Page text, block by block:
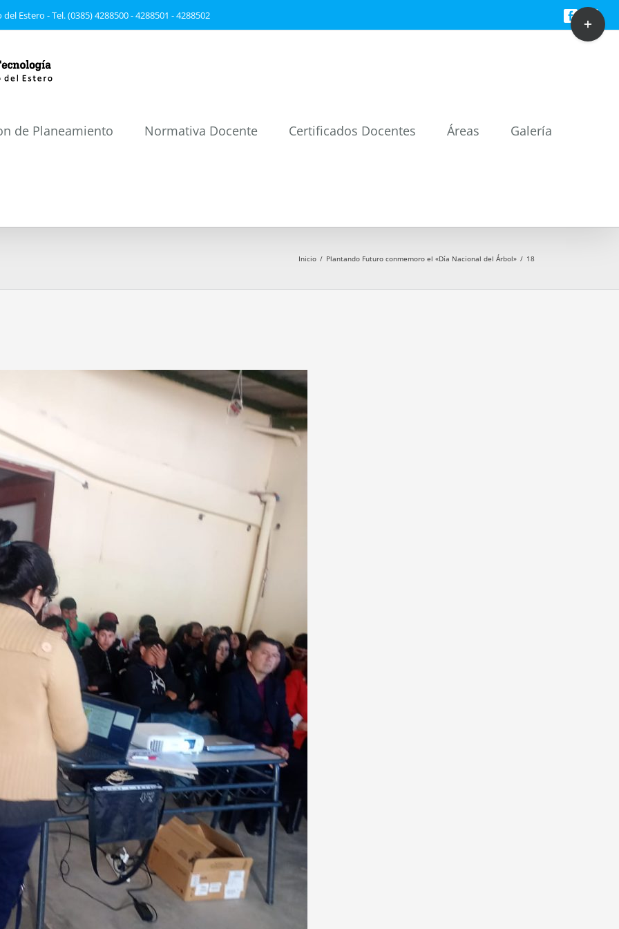
Estero - Tel. (0385) 4288500 - 4288501 - 4288502 Facebook
de Planeamiento Normativa Docente Certificados Docentes Áreas Galería
Inicio / Plantando Futuro conmemoro el «Día Nacional del Árbol» / 18
Toggle
Sliding